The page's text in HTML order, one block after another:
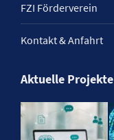
FZI Förderverein
Kontakt & Anfahrt
Aktuelle Projekte